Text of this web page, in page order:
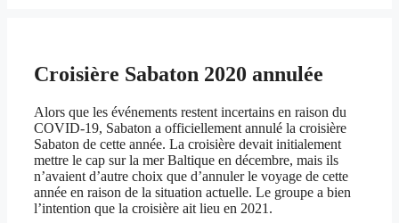
Croisière Sabaton 2020 annulée
Alors que les événements restent incertains en raison du
COVID-19, Sabaton a officiellement annulé la croisière
Sabaton de cette année. La croisière devait initialement
mettre le cap sur la mer Baltique en décembre, mais ils
n’avaient d’autre choix que d’annuler le voyage de cette
année en raison de la situation actuelle. Le groupe a bien
l’intention que la croisière ait lieu en 2021.